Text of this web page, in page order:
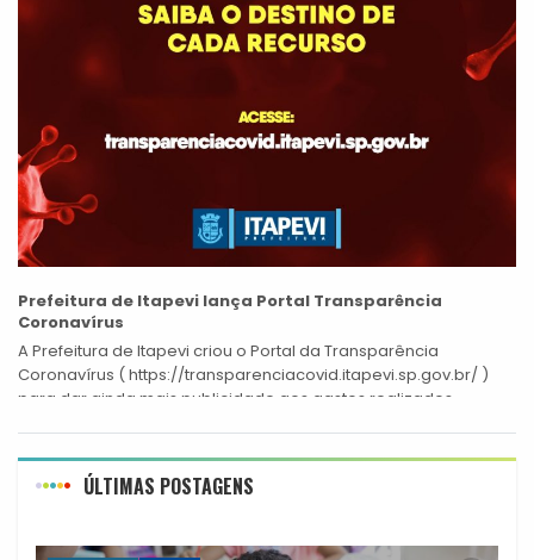
Prefeitura de Itapevi lança Portal Transparência
Coronavírus
A Prefeitura de Itapevi criou o Portal da Transparência
Coronavírus ( https://transparenciacovid.itapevi.sp.gov.br/ )
para dar ainda mais publicidade aos gastos realizados
ÚLTIMAS POSTAGENS